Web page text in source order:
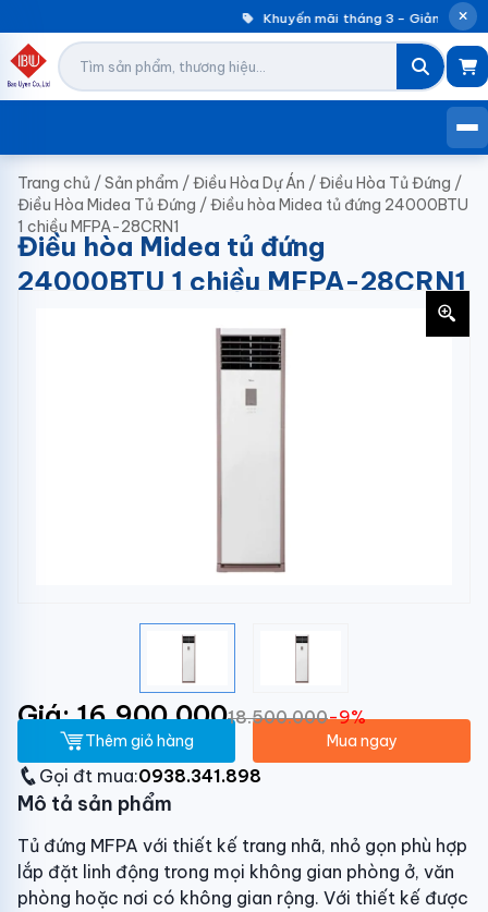
Khuyến mãi tháng 3 – Giảm đến
Trang chủ /Sản phẩm /Điều Hòa Dự Án /Điều Hòa Tủ Đứng /
Điều Hòa Midea Tủ Đứng /Điều hòa Midea tủ đứng 24000BTU
1 chiều MFPA-28CRN1
Điều hòa Midea tủ đứng
24000BTU 1 chiều MFPA-28CRN1
Giá: 16.900.00018.500.000-9%
Thêm giỏ hàng Mua ngay
Gọi đt mua:0938.341.898
Mô tả sản phẩm
Tủ đứng MFPA với thiết kế trang nhã, nhỏ gọn phù hợp
lắp đặt linh động trong mọi không gian phòng ở, văn
phòng hoặc nơi có không gian rộng. Với thiết kế được